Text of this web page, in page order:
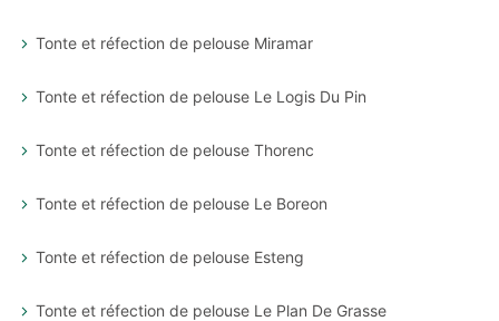
Tonte et réfection de pelouse Miramar
Tonte et réfection de pelouse Le Logis Du Pin
Tonte et réfection de pelouse Thorenc
Tonte et réfection de pelouse Le Boreon
Tonte et réfection de pelouse Esteng
Tonte et réfection de pelouse Le Plan De Grasse